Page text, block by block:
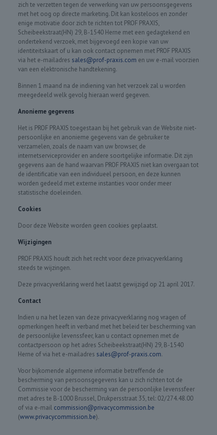
zich te verzetten tegen de verwerking van uw persoonsgegevens
met het oog op directe marketing. Dit kan kosteloos en zonder
enige motivatie door zich te richten tot PROF PRAXIS,
Scheibeekstraat(HN) 29, B-1540 Herne met een gedagtekend en
ondertekend verzoek, met bijgevoegd een kopie van uw
identiteitskaart of u kan ook contact opnemen met PROF PRAXIS
via het e-mailadres sales@prof-praxis.com en uw e-mail voorzien
van een elektronische handtekening.
Binnen 1 maand na de indiening van het verzoek zal u worden
meegedeeld welk gevolg hieraan werd gegeven.
Anonieme gegevens
Het is PROF PRAXIS toegestaan bij het gebruik van de Website niet-
persoonlijke en anonieme gegevens van de gebruiker te
verzamelen, zoals de naam van uw browser, de
internetserviceprovider en andere soortgelijke informatie. Dit zijn
gegevens aan de hand waarvan PROF PRAXIS niet kan overgaan tot
de identificatie van een individueel persoon, en deze kunnen
worden gedeeld met externe instanties voor onder meer
statistische doeleinden.
Cookies
Door deze Website worden geen cookies geplaatst.
Wijzigingen
PROF PRAXIS houdt zich het recht voor deze privacyverklaring
steeds te wijzingen.
Deze privacyverklaring werd het laatst gewijzigd op 21 april 2017.
Contact
Indien u na het lezen van deze privacyverklaring nog vragen of
opmerkingen heeft in verband met het beleid ter bescherming van
de persoonlijke levenssfeer, kan u contact opnemen met de
contactpersoon op het adres Scheibeekstraat(HN) 29, B-1540
Herne of via het e-mailadres sales@prof-praxis.com.
Voor bijkomende algemene informatie betreffende de
bescherming van persoonsgegevens kan u zich richten tot de
Commissie voor de bescherming van de persoonlijke levenssfeer
met adres te B-1000 Brussel, Drukpersstraat 35, tel: 02/274.48.00
of via e-mail commission@privacycommission.be
(www.privacycommission.be).